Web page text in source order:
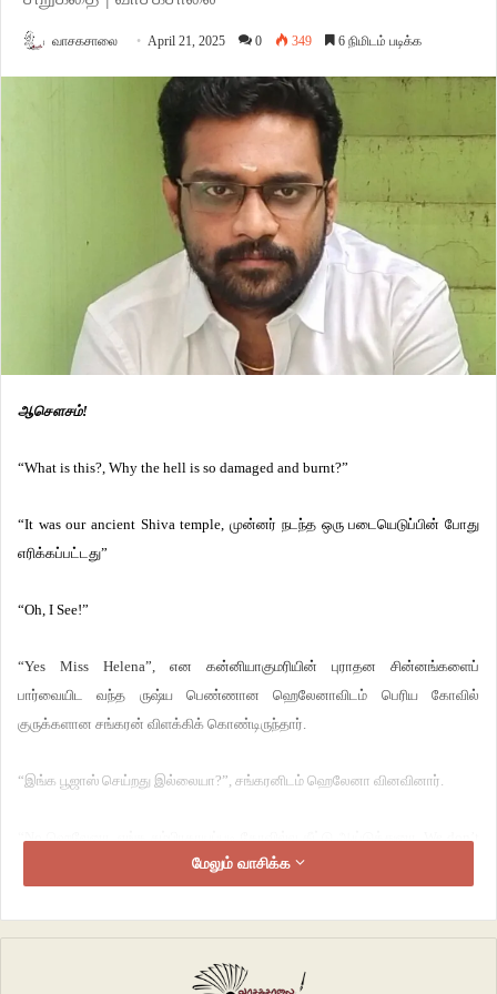
வாசகசாலை April 21, 2025 0 349 6 நிமிடம் படிக்க
ஆசௌசம்!
“What is this?, Why the hell is so damaged and burnt?”
“It was our ancient Shiva temple, முன்னர் நடந்த ஒரு படையெடுப்பின் போது
எரிக்கப்பட்டது”
“Oh, I See!”
“Yes Miss Helena”, என கன்னியாகுமரியின் புராதன சின்னங்களைப்
பார்வையிட வந்த ருஷ்ய பெண்ணான ஹெலேனாவிடம் பெரிய கோவில்
குருக்களான சங்கரன் விளக்கிக் கொண்டிருந்தார்.
“இங்க பூஜாஸ் செய்றது இல்லையா?”, சங்கரனிடம் ஹெலேனா வினவினார்.
“தீட்டு? What the hell is that?”
“அது ஆசௌசம்! I Will explain it latter, now come inside mam”, எனப்
மேலும் வாசிக்க